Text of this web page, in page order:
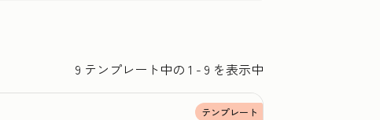
9 テンプレート中の 1 - 9 を表示中
テンプレート